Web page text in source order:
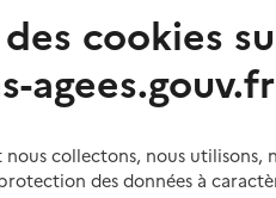
970301123
(aide)
Mandela
Vivre à domicile avec une
Être hospitalisé
cookies
agees.gouv.fr
collectons, nous
des données à